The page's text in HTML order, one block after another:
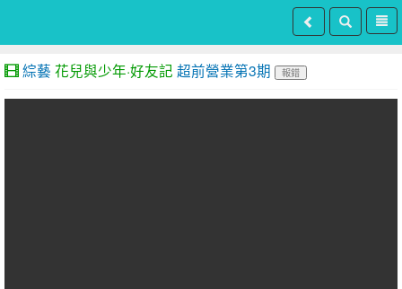
綜藝 花兒與少年·好友記 超前營業第3期 報錯